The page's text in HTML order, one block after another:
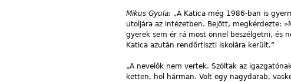
Mikus Gyula: „A Katica még 1986-ban is
utoljára az intézetben. Bejött, megkérdezte:
gyerek sem ér rá most önnel beszélgetni, és
Katica azután rendőrtiszti iskolára került.”
„A nevelők nem vertek. Szóltak az
ketten, hol hárman. Volt egy nagydarab,